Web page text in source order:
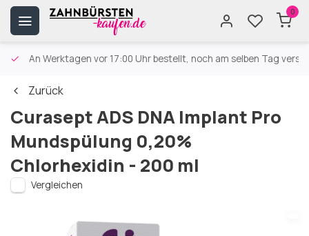
0
An Werktagen vor 17:00 Uhr bestellt, noch am selben Tag
Zurück
Curasept ADS DNA Implant Pro
Mundspülung 0,20%
Chlorhexidin - 200 ml
Vergleichen